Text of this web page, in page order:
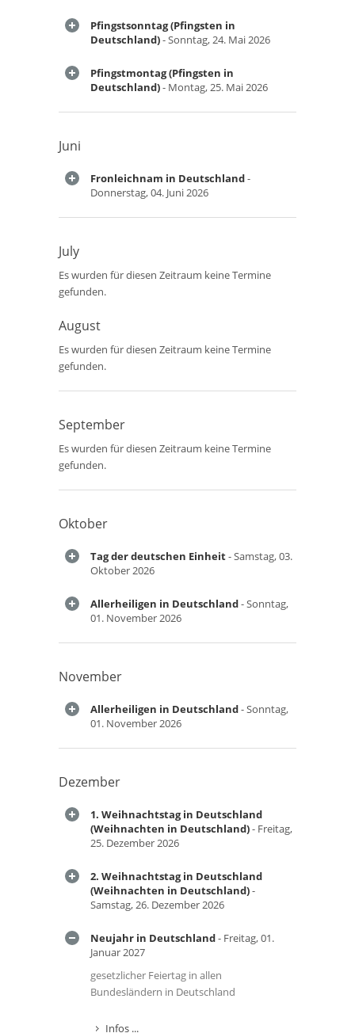
Pfingstsonntag (Pfingsten in
Deutschland)- Sonntag, 24. Mai 2026
Pfingstmontag (Pfingsten in
Deutschland)- Montag, 25. Mai 2026
Juni
Fronleichnam in Deutschland-
Donnerstag, 04. Juni 2026
July
Es wurden für diesen Zeitraum keine Termine
gefunden.
August
Es wurden für diesen Zeitraum keine Termine
gefunden.
September
Es wurden für diesen Zeitraum keine Termine
gefunden.
Oktober
Tag der deutschen Einheit- Samstag, 03.
Oktober 2026
Allerheiligen in Deutschland- Sonntag,
01. November 2026
November
Allerheiligen in Deutschland- Sonntag,
01. November 2026
Dezember
1. Weihnachtstag in Deutschland
(Weihnachten in Deutschland)- Freitag,
25. Dezember 2026
2. Weihnachtstag in Deutschland
(Weihnachten in Deutschland)-
Samstag, 26. Dezember 2026
Neujahr in Deutschland- Freitag, 01.
Januar 2027
gesetzlicher Feiertag in allen
Bundesländern in Deutschland
Infos ...